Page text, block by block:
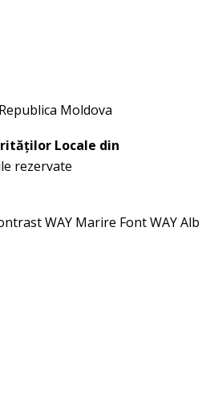
Moldova
Locale din
rezervate
WAY Marire Font WAYAlb